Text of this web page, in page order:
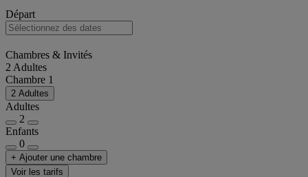
Départ
Chambres & Invités
2 Adultes
Chambre 1
2 Adultes
Adultes
2
Enfants
0
+ Ajouter une chambre
Voir les tarifs